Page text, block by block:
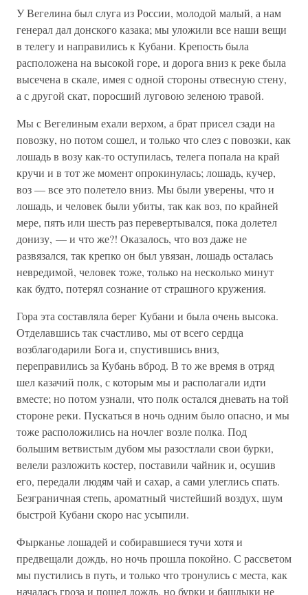
У Вегелина был слуга из России, молодой малый, а нам
генерал дал донского казака; мы уложили все наши вещи
в телегу и направились к Кубани. Крепость была
расположена на высокой горе, и дорога вниз к реке была
высечена в скале, имея с одной стороны отвесную стену,
а с другой скат, поросший луговою зеленою травой.
Мы с Вегелиным ехали верхом, а брат присел сзади на
повозку, но потом сошел, и только что слез с повозки, как
лошадь в возу как-то оступилась, телега попала на край
кручи и в тот же момент опрокинулась; лошадь, кучер,
воз — все это полетело вниз. Мы были уверены, что и
лошадь, и человек были убиты, так как воз, по крайней
мере, пять или шесть раз перевертывался, пока долетел
донизу, — и что же?! Оказалось, что воз даже не
развязался, так крепко он был увязан, лошадь осталась
невредимой, человек тоже, только на несколько минут
как будто, потерял сознание от страшного кружения.
Гора эта составляла берег Кубани и была очень высока.
Отделавшись так счастливо, мы от всего сердца
возблагодарили Бога и, спустившись вниз,
переправились за Кубань вброд. В то же время в отряд
шел казачий полк, с которым мы и располагали идти
вместе; но потом узнали, что полк остался дневать на той
стороне реки. Пускаться в ночь одним было опасно, и мы
тоже расположились на ночлег возле полка. Под
большим ветвистым дубом мы разостлали свои бурки,
велели разложить костер, поставили чайник и, осушив
его, передали людям чай и сахар, а сами улеглись спать.
Безграничная степь, ароматный чистейший воздух, шум
быстрой Кубани скоро нас усыпили.
Фырканье лошадей и собиравшиеся тучи хотя и
предвещали дождь, но ночь прошла покойно. С рассветом
мы пустились в путь, и только что тронулись с места, как
началась гроза и пошел дождь, но бурки и башлыки не